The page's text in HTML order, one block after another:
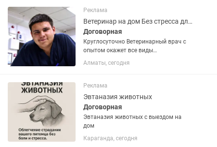
заболеваний • помощь при...
Реклама
Ветеринар на дом Без стресса для животных
Договорная
Круглосуточно Ветеринарный врач с
опытом окажет все виды
ветеринарных услуг: - Выезд врача на
дом; - вакцинация; - оформление
выезд) ; - оперативная хирургия; -...
Алматы, сегодня
Реклама
Эвтаназия животных
Договорная
Эвтаназия животных с выездом на
дом
Караганда, сегодня